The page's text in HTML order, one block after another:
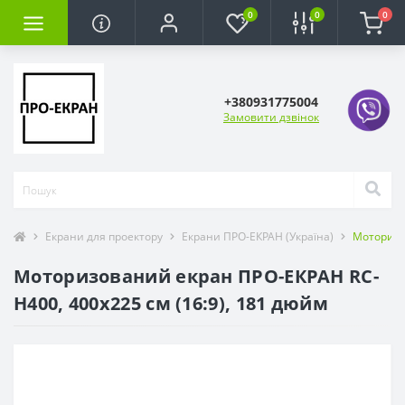
0 0 0
+380931775004
Замовити дзвінок
Екрани для проектору Екрани ПРО-ЕКРАН (Україна)
Моторизований екран ПРО-ЕКРАН RC-
H400, 400х225 см (16:9), 181 дюйм